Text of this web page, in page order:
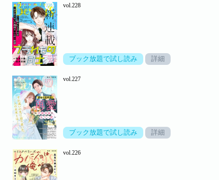
vol.228
ブック放題で試し読み 詳細
vol.227
ブック放題で試し読み 詳細
vol.226